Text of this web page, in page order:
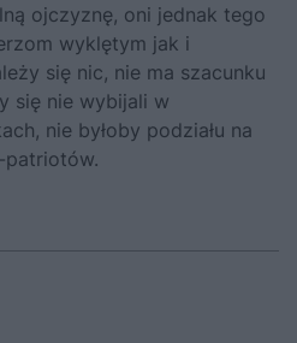
ojczyznę, oni jednak tego
wyklętym jak i
się nic, nie ma szacunku
się nie wybijali w
nie byłoby podziału na